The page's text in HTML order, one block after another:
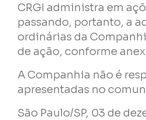
CRGI administra em
passando, portanto, a
ordinárias da
de ação, conforme
A Companhia não é
apresentadas no
São Paulo/SP, 03 de